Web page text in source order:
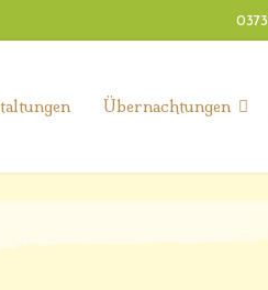
Übernachtungen